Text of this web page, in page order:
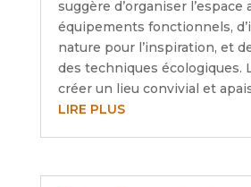
suggère d’organiser l’espace
équipements fonctionnels,
nature pour l’inspiration, et
des techniques écologiques.
créer un lieu convivial et
LIRE PLUS